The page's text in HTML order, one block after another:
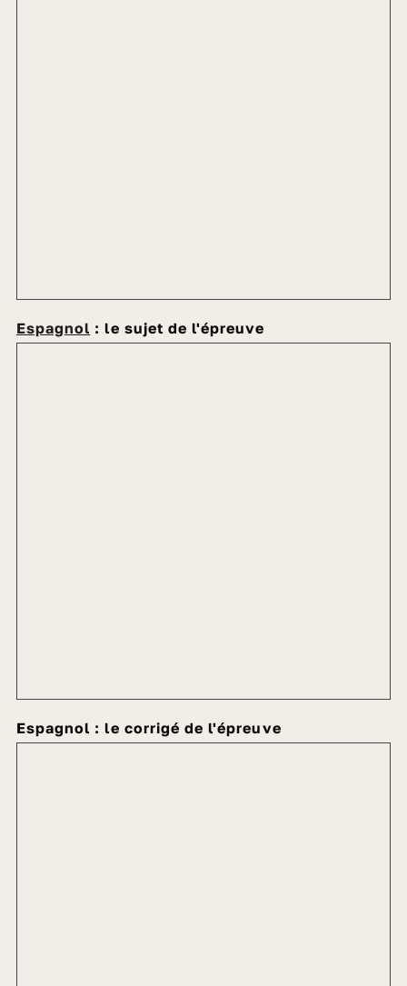
Espagnol : le sujet de l'épreuve
Espagnol : le corrigé de l'épreuve